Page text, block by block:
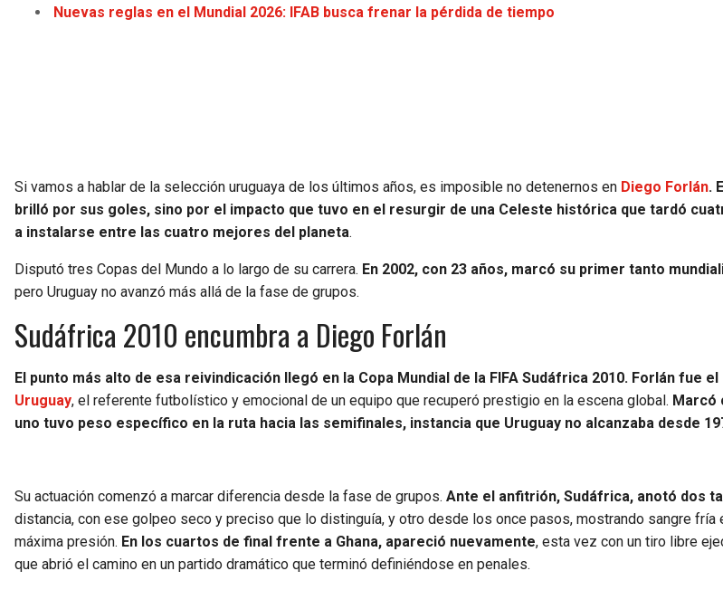
Nuevas reglas en el Mundial 2026: IFAB busca frenar la pérdida de tiempo
Si vamos a hablar de la selección uruguaya de los últimos años, es imposible no detenernos en Diego Forlán.
brilló por sus goles, sino por el impacto que tuvo en el resurgir de una Celeste histórica que tardó
a instalarse entre las cuatro mejores del planeta.
Disputó tres Copas del Mundo a lo largo de su carrera. En 2002, con 23 años, marcó su primer tanto
pero Uruguay no avanzó más allá de la fase de grupos.
Sudáfrica 2010 encumbra a Diego Forlán
El punto más alto de esa reivindicación llegó en la Copa Mundial de la FIFA Sudáfrica 2010. Forlán fue
Uruguay, el referente futbolístico y emocional de un equipo que recuperó prestigio en la escena global. Marcó
uno tuvo peso específico en la ruta hacia las semifinales, instancia que Uruguay no alcanzaba desde
Su actuación comenzó a marcar diferencia desde la fase de grupos. Ante el anfitrión, Sudáfrica, anotó dos
distancia, con ese golpeo seco y preciso que lo distinguía, y otro desde los once pasos, mostrando sangre fría
máxima presión. En los cuartos de final frente a Ghana, apareció nuevamente, esta vez con un tiro libre
que abrió el camino en un partido dramático que terminó definiéndose en penales.